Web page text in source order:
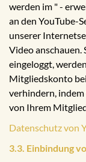
werden im " -
an den YouTube-
unserer
Video anschauen.
eingeloggt,
Mitgliedskonto
verhindern, indem
von Ihrem
Datenschutz von
3.3. Einbindung